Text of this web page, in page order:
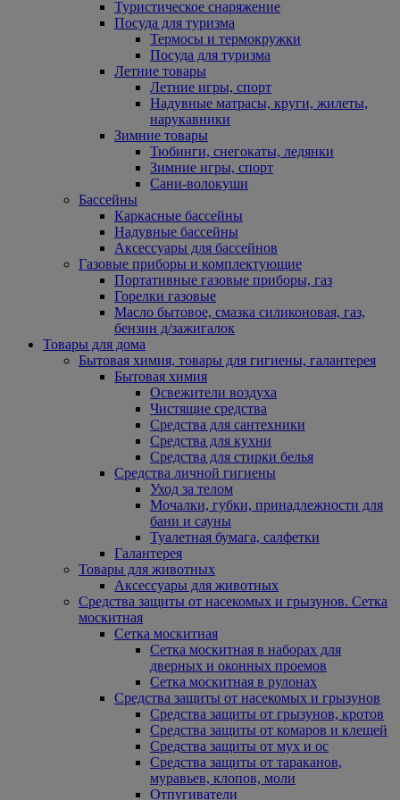
Туристическое снаряжение
Посуда для туризма
Термосы и термокружки
Посуда для туризма
Летние товары
Летние игры, спорт
Надувные матрасы, круги, жилеты,
нарукавники
Зимние товары
Тюбинги, снегокаты, ледянки
Зимние игры, спорт
Сани-волокуши
Бассейны
Каркасные бассейны
Надувные бассейны
Аксессуары для бассейнов
Газовые приборы и комплектующие
Портативные газовые приборы, газ
Горелки газовые
Масло бытовое, смазка силиконовая, газ,
бензин д/зажигалок
Товары для дома
Бытовая химия, товары для гигиены, галантерея
Бытовая химия
Освежители воздуха
Чистящие средства
Средства для сантехники
Средства для кухни
Средства для стирки белья
Средства личной гигиены
Уход за телом
Мочалки, губки, принадлежности для
бани и сауны
Туалетная бумага, салфетки
Галантерея
Товары для животных
Аксессуары для животных
Средства защиты от насекомых и грызунов. Сетка
москитная
Сетка москитная
Сетка москитная в наборах для
дверных и оконных проемов
Сетка москитная в рулонах
Средства защиты от насекомых и грызунов
Средства защиты от грызунов, кротов
Средства защиты от комаров и клещей
Средства защиты от мух и ос
Средства защиты от тараканов,
муравьев, клопов, моли
Отпугиватели